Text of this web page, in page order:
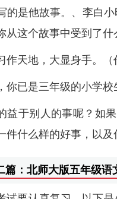
的是他故事。、李白
从这个故事中受到了什
作天地，大显身手。（
你已是三年级的小学
益于别人的事呢？如
件什么样的好事，以及
篇：北师大版五年级语